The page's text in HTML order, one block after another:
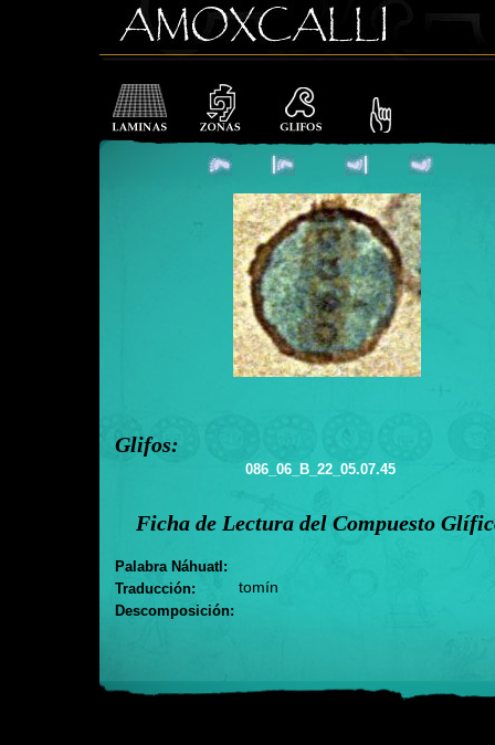
Glifos:
086_06_B_22_05.07.45
Ficha de Lectura del Compuesto
Palabra Náhuatl:
Traducción:
tomín
Descomposición: